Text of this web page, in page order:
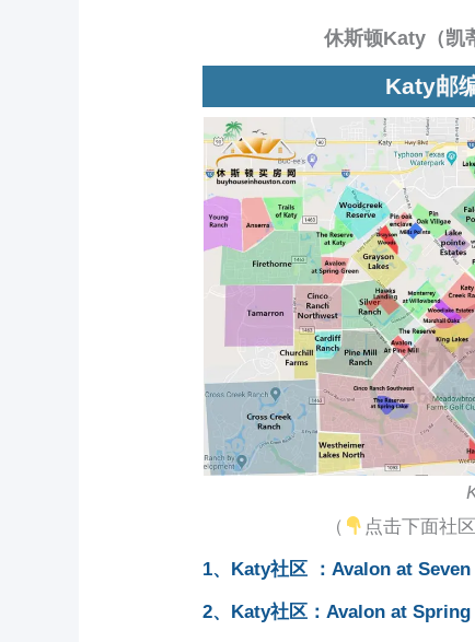
休斯顿Katy（凯
Katy邮
（
点击下面社
1、Katy社区 ：Avalon at
2、Katy社区：Avalon at Spring